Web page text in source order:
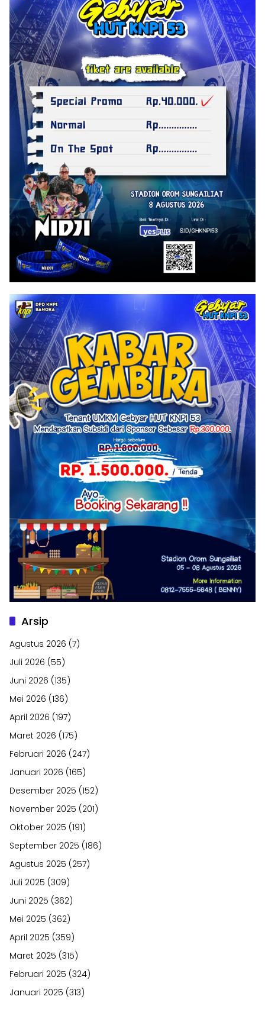
Arsip
Agustus 2026 (7)
Juli 2026 (55)
Juni 2026 (135)
Mei 2026 (136)
April 2026 (197)
Maret 2026 (175)
Februari 2026 (247)
Januari 2026 (165)
Desember 2025 (152)
November 2025 (201)
Oktober 2025 (191)
September 2025 (186)
Agustus 2025 (257)
Juli 2025 (309)
Juni 2025 (362)
Mei 2025 (362)
April 2025 (359)
Maret 2025 (315)
Februari 2025 (324)
Januari 2025 (313)